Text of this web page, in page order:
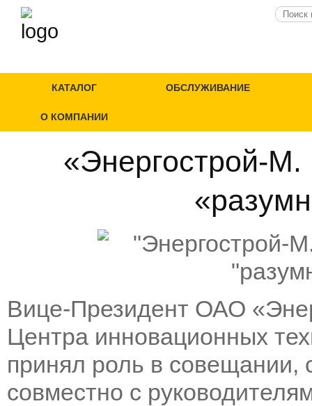
КАТАЛОГ ОБСЛУЖИВАНИЕ
О КОМПАНИИ
«Энергострой-
Вице-Президент ОАО
Центра инновационных
принял роль в
совместно с